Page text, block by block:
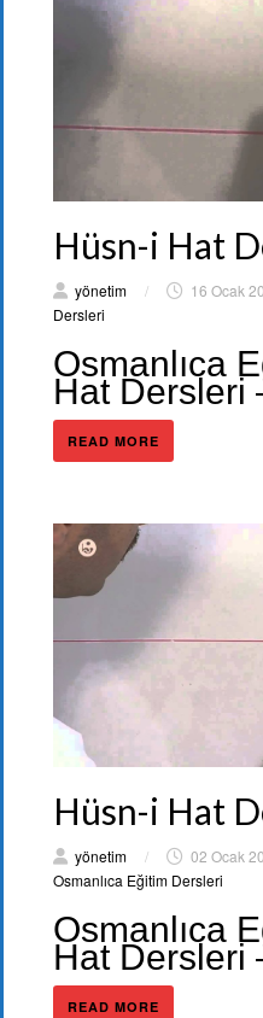
Hüsn-i Hat
yönetim / 16 Ocak
Dersleri
Osmanlıca
Hat Dersleri
READ MORE
Hüsn-i Hat
yönetim / 02 Ocak
Osmanlıca Eğitim Dersleri
Osmanlıca
Hat Dersleri
READ MORE